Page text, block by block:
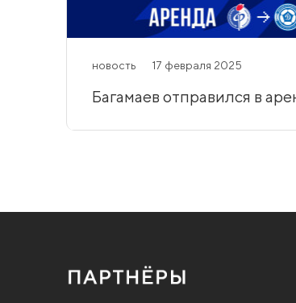
новость 17 февраля 2025
Багамаев отправился в